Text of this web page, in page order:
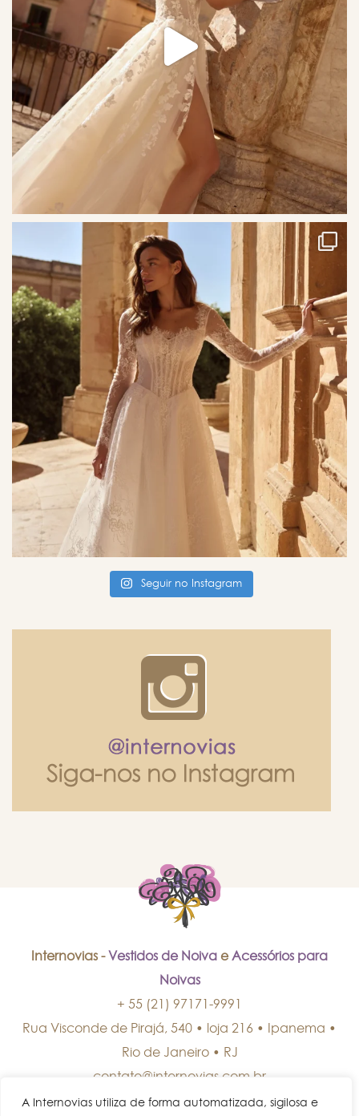
A Internovias utiliza de forma automatizada, sigilosa e
Seguir no Instagram
Internovias - Vestidos de Noiva e Acessórios para
Noivas
+ 55 (21) 97171-9991
Rua Visconde de Pirajá, 540 • loja 216 • Ipanema •
Rio de Janeiro• RJ
contato@internovias.com.br